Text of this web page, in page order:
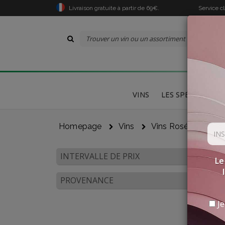
Livraison gratuite à partir de 69€. Service
VINS LES SPÉCIALITÉS
Homepage Vins Vins Rosés
INTERVALLE DE PRIX
PROVENANCE